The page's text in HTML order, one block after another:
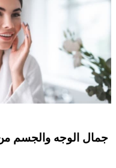
جمال الوجه والجسم